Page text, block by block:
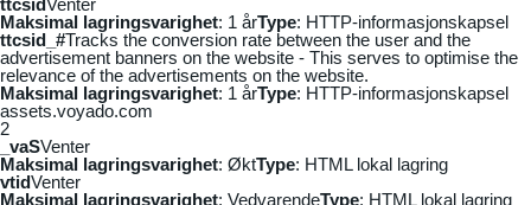
Maksimal lagringsvarighet: 1 årType: HTTP-informasjonskapsel
ttcsid_#Tracks the conversion rate between the user and the
advertisement banners on the website - This serves to optimise the
relevance of the advertisements on the website.
Maksimal lagringsvarighet: 1 årType: HTTP-informasjonskapsel
assets.voyado.com
2
_vaSVenter
Maksimal lagringsvarighet: ØktType: HTML lokal lagring
vtidVenter
Maksimal lagringsvarighet: VedvarendeType: HTML lokal lagring